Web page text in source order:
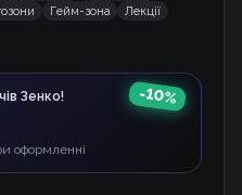
Гейм-зона
Лекції
Зенко!
оформленні
-10%